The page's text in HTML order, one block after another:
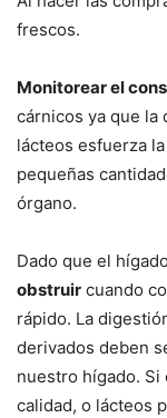
frescos.
Monitorear el
cárnicos ya que la
lácteos esfuerza
pequeñas
órgano.
Dado que el
obstruir cuando
rápido. La
derivados deben
nuestro hígado. Si
calidad, o lácteos